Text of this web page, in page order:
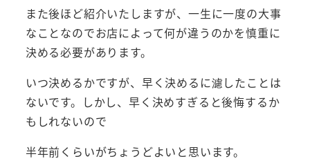
また後ほど紹介いたしますが、一生に一度の大事
なことなのでお店によって何が違うのかを慎重に
決める必要があります。
いつ決めるかですが、早く決めるに濾したことは
ないです。しかし、早く決めすぎると後悔するか
もしれないので
半年前くらいがちょうどよいと思います。